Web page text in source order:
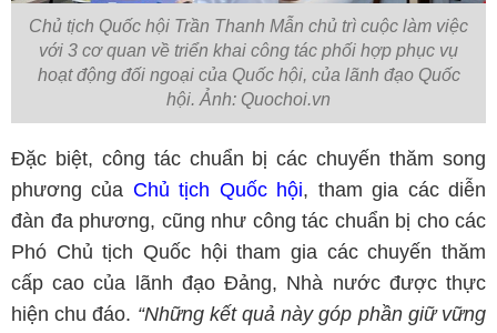
Chủ tịch Quốc hội Trần Thanh Mẫn chủ trì cuộc làm việc
với 3 cơ quan về triển khai công tác phối hợp phục vụ
hoạt động đối ngoại của Quốc hội, của lãnh đạo Quốc
hội. Ảnh: Quochoi.vn
Đặc biệt, công tác chuẩn bị các chuyến thăm song
phương của Chủ tịch Quốc hội, tham gia các diễn
đàn đa phương, cũng như công tác chuẩn bị cho các
Phó Chủ tịch Quốc hội tham gia các chuyến thăm
cấp cao của lãnh đạo Đảng, Nhà nước được thực
hiện chu đáo. “Những kết quả này góp phần giữ vững